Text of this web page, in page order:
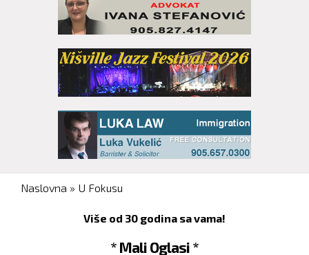
You are here
Naslovna » U Fokusu
Više od 30 godina sa vama!
* Mali Oglasi *